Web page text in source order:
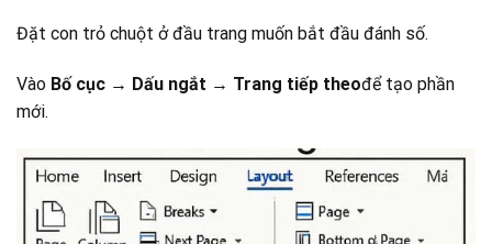
Đặt con trỏ chuột ở đầu trang muốn bắt đầu đánh số.
Vào Bố cục → Dấu ngắt → Trang tiếp theođể tạo phần
mới.